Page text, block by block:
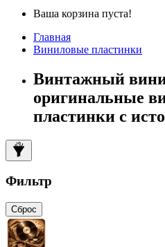
Ваша корзина пуста!
Главная
Виниловые пластинки
Винтажный
оригинальные
пластинки с
Фильтр
Сброс